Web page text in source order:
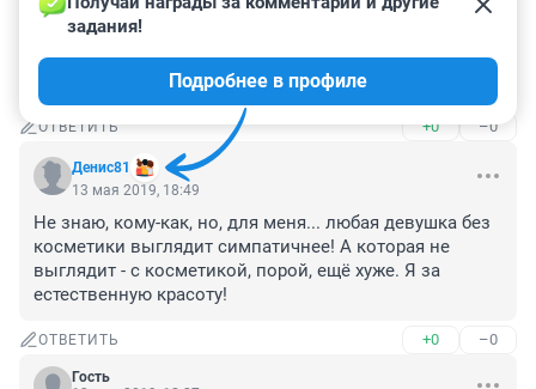
Гость
21 мая 2019, 23:25
Какие все красивые девчонки, кроме водонаевой
ОТВЕТИТЬ +0 –0
Денис81
задания!
Подробнее в профиле
13 мая 2019, 18:49
Не знаю, кому-как, но, для меня... любая девушка без
косметики выглядит симпатичнее! А которая не
выглядит - с косметикой, порой, ещё хуже. Я за
естественную красоту!
ОТВЕТИТЬ +0 –0
Гость